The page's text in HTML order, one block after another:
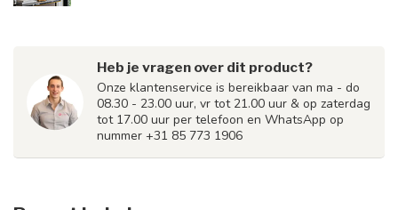
Heb je vragen over dit product?
Onze klantenservice is bereikbaar van ma - do
08.30 - 23.00 uur, vr tot 21.00 uur & op zaterdag
tot 17.00 uur per telefoon en WhatsApp op
nummer +31 85 773 1906